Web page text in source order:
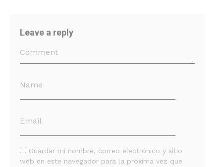
Leave a reply
Guardar mi nombre, correo electrónico y sitio
web en este navegador para la próxima vez que